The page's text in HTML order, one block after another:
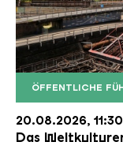
ÖFFENTLICHE
Der
Copyright:
20.08.2026,
Das